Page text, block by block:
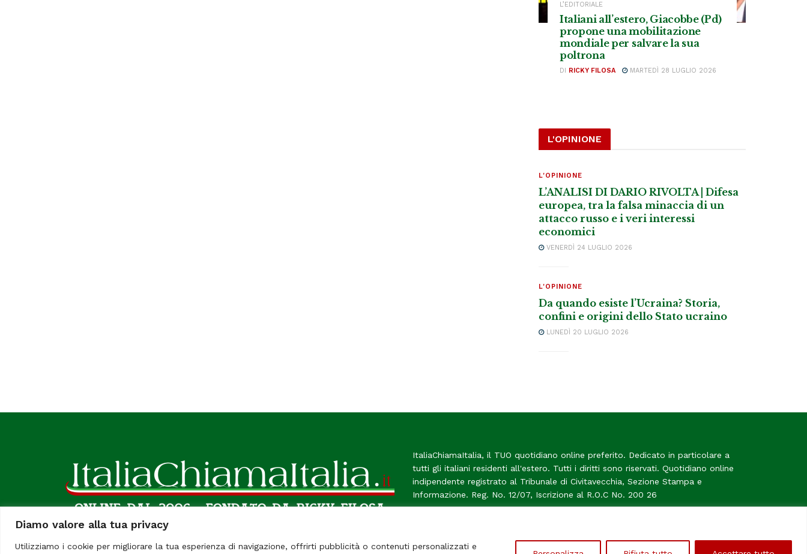
Diamo valore alla tua privacy
Utilizziamo i cookie per migliorare la tua esperienza di navigazione, offrirti pubblicità o contenuti personalizzati e
L’EDITORIALE
Italiani all’estero, Giacobbe (Pd)
propone una mobilitazione
mondiale per salvare la sua
poltrona
DI RICKY FILOSA MARTEDÌ 28 LUGLIO 2026
L'OPINIONE
L'OPINIONE
L’ANALISI DI DARIO RIVOLTA | Difesa
europea, tra la falsa minaccia di un
attacco russo e i veri interessi
economici
VENERDÌ 24 LUGLIO 2026
L'OPINIONE
Da quando esiste l’Ucraina? Storia,
confini e origini dello Stato ucraino
LUNEDÌ 20 LUGLIO 2026
ItaliaChiamaItalia, il TUO quotidiano online preferito. Dedicato in particolare a
tutti gli italiani residenti all'estero. Tutti i diritti sono riservati. Quotidiano online
indipendente registrato al Tribunale di Civitavecchia, Sezione Stampa e
Informazione. Reg. No. 12/07, Iscrizione al R.O.C No. 200 26